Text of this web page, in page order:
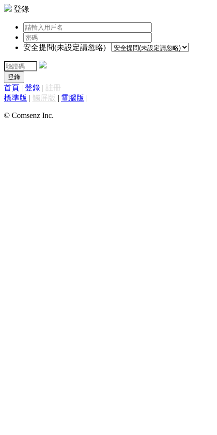
登錄
安全提問(未設定請忽略)
登錄
首頁 | 登錄 | 註冊
標準版 | 觸屏版 | 電腦版 |
© Comsenz Inc.